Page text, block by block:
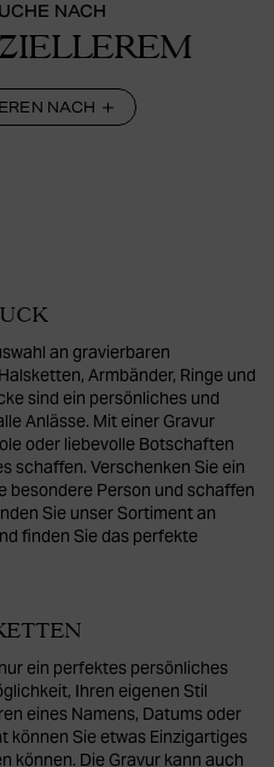
NACH
NACH
an gravierbaren
Armbänder, Ringe und
sind ein persönliches und
Anlässe. Mit einer Gravur
oder liebevolle Botschaften
schaffen. Verschenken Sie ein
besondere Person und schaffen
Sie unser Sortiment an
finden Sie das perfekte
ein perfektes persönliches
Ihren eigenen Stil
eines Namens, Datums oder
können Sie etwas Einzigartiges
können. Die Gravur kann auch